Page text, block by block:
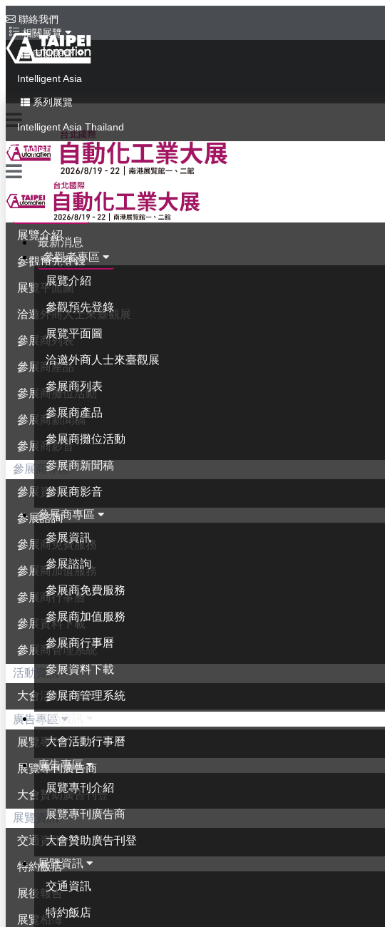
聯絡我們
相關展覽
同期展覽
Intelligent Asia
系列展覽
Intelligent Asia Thailand
English
最新消息
參觀者專區
展覽介紹
參觀預先登錄
展覽平面圖
洽邀外商人士來臺觀展
參展商列表
參展商產品
參展商攤位活動
參展商新聞稿
參展商影音
參展商專區
參展資訊
參展諮詢
參展商免費服務
參展商加值服務
參展商行事曆
參展資料下載
參展商管理系統
活動資訊
大會活動行事曆
廣告專區
展覽專刊介紹
展覽專刊廣告商
大會贊助廣告刊登
展覽資訊
交通資訊
特約飯店
最新消息
參觀者專區
展覽介紹
參觀預先登錄
展覽平面圖
洽邀外商人士來臺觀展
參展商列表
參展商產品
參展商攤位活動
參展商新聞稿
參展商影音
參展商專區
參展資訊
參展諮詢
參展商免費服務
參展商加值服務
參展商行事曆
參展資料下載
參展商管理系統
活動資訊
大會活動行事曆
廣告專區
展覽專刊介紹
展覽專刊廣告商
大會贊助廣告刊登
展覽資訊
交通資訊
特約飯店
展後報告
展覽相簿